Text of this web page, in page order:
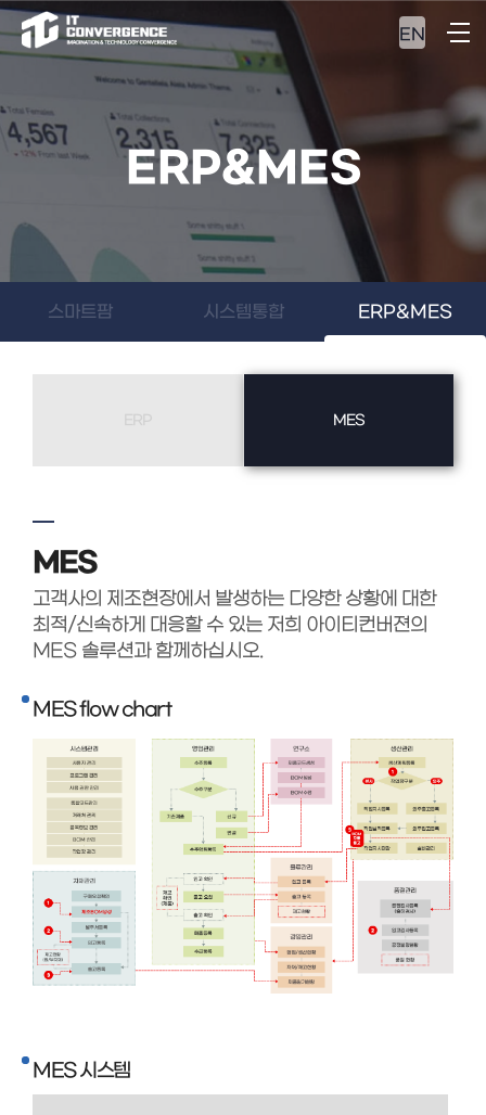
EN
ERP&MES
스마트팜 시스템통합 ERP&MES
MES
MES
고객사의 제조현장에서 발생하는 다양한 상황에 대한
최적/신속하게 대응할 수 있는 저희 아이티컨버젼의
MES 솔루션과 함께하십시오.
MES flow chart
MES 시스템